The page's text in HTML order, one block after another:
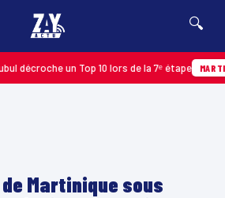
🔍
un Top 10 lors de la 7ᵉ étape MARTINIQUE
Martinique sous